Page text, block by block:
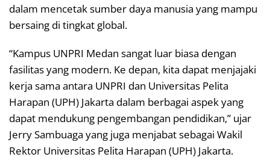
dalam mencetak sumber daya manusia yang mampu
bersaing di tingkat global.
“Kampus UNPRI Medan sangat luar biasa dengan
fasilitas yang modern. Ke depan, kita dapat menjajaki
kerja sama antara UNPRI dan Universitas Pelita
Harapan (UPH) Jakarta dalam berbagai aspek yang
dapat mendukung pengembangan pendidikan,” ujar
Jerry Sambuaga yang juga menjabat sebagai Wakil
Rektor Universitas Pelita Harapan (UPH) Jakarta.